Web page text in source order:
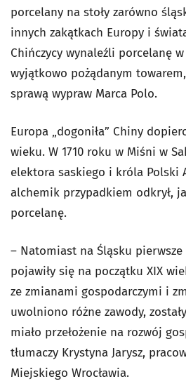
porcelany na stoły zarówno
innych zakątkach Europy i
Chińczycy wynaleźli porcelanę
wyjątkowo pożądanym
sprawą wypraw Marca Polo.
Europa „dogoniła” Chiny
wieku. W 1710 roku w Miśni w
elektora saskiego i króla Polski
alchemik przypadkiem odkrył,
porcelanę.
– Natomiast na Śląsku
pojawiły się na początku XIX
ze zmianami gospodarczymi i
uwolniono różne zawody,
miało przełożenie na rozwój
tłumaczy Krystyna Jarysz,
Miejskiego Wrocławia.